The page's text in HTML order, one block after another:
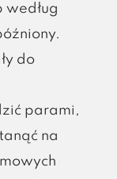
według
do
parami,
na